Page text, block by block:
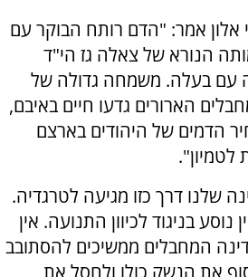
אמר: "הדם רותח הבוקר עם
הנורא של צאלה גז הי"ד
עם בעלה. משמחה גדולה של
הארורים גדעו חיים באיבם,
הדמים של היהודים בארצם
לטמיון".
שלנו דרך כזו מגיעה לטרגדיה.
נוסע בניגוד לכיוון התנועה. אין
המחבלים ממשיכים להסתובב